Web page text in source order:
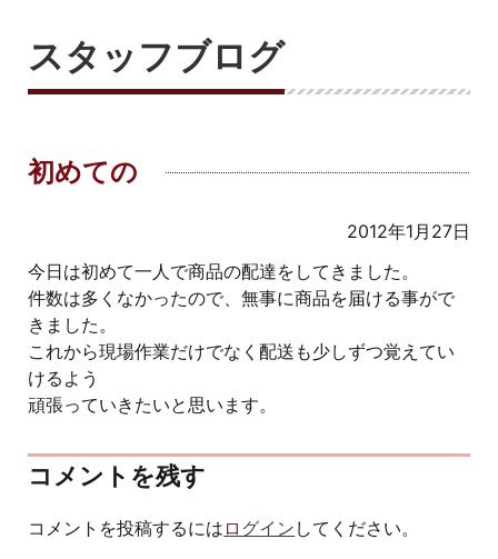
スタッフブログ
初めての
2012年1月27日
今日は初めて一人で商品の配達をしてきました。
件数は多くなかったので、無事に商品を届ける事がで
きました。
これから現場作業だけでなく配送も少しずつ覚えてい
けるよう
頑張っていきたいと思います。
コメントを残す
コメントを投稿するには ログイン してください。